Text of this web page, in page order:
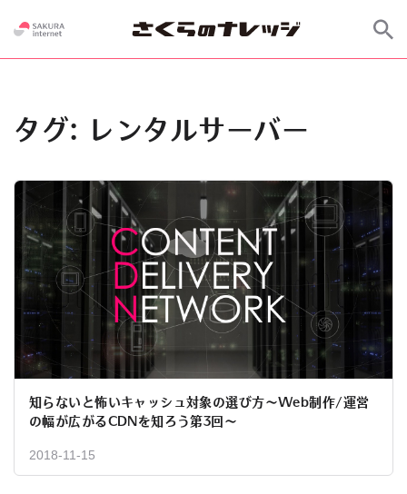
タグ: レンタルサーバー
知らないと怖いキャッシュ対象の選び方〜Web制作/運営
の幅が広がるCDNを知ろう第3回〜
2018-11-15